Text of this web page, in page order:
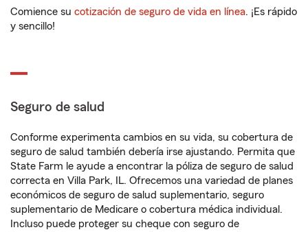
Comience su cotización de seguro de vida en línea. ¡Es rápido
y sencillo!
Seguro de salud
Conforme experimenta cambios en su vida, su cobertura de
seguro de salud también debería irse ajustando. Permita que
State Farm le ayude a encontrar la póliza de seguro de salud
correcta en Villa Park, IL. Ofrecemos una variedad de planes
económicos de seguro de salud suplementario, seguro
suplementario de Medicare o cobertura médica individual.
Incluso puede proteger su cheque con seguro de